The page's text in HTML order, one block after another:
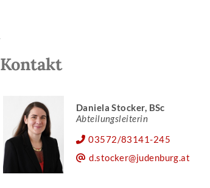
Kontakt
Daniela Stocker, BSc
Abteilungsleiterin
03572/83141-245
d.stocker@judenburg.at